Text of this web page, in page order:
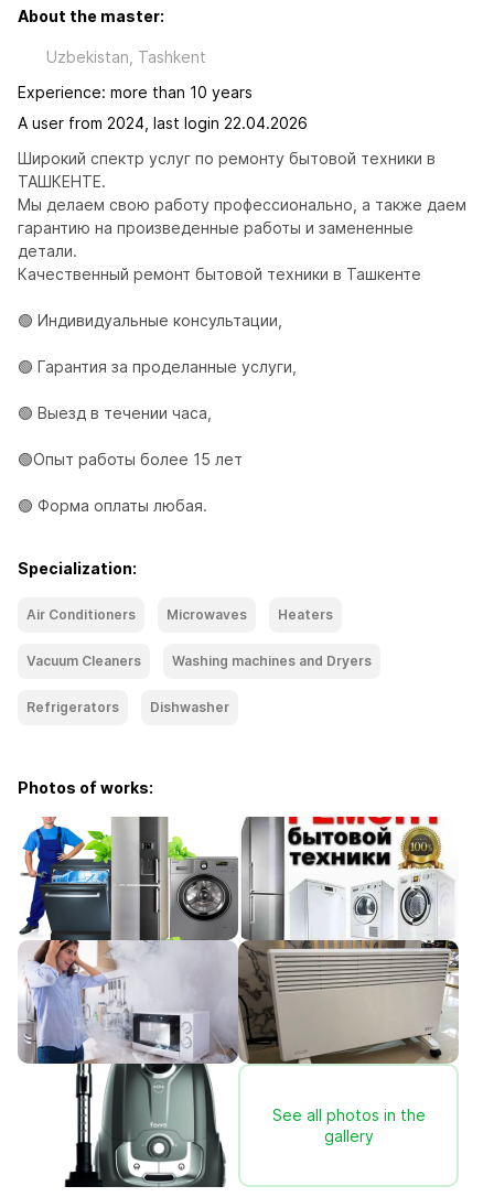
About the master:
Uzbekistan, Tashkent
Experience: more than 10 years
A user from 2024, last login 22.04.2026
Широкий спектр услуг по ремонту бытовой техники в
ТАШКЕНТЕ.
Мы делаем свою работу профессионально, а также даем
гарантию на произведенные работы и замененные
детали.
Качественный ремонт бытовой техники в Ташкенте
🟢 Индивидуальные консультации,
🟢 Гарантия за проделанные услуги,
🟢 Выезд в течении часа,
🟢Опыт работы более 15 лет
🟢 Форма оплаты любая.
Specialization:
Air Conditioners Microwaves Heaters
Vacuum Cleaners Washing machines and Dryers
Refrigerators Dishwasher
Photos of works:
See all photos in the
gallery